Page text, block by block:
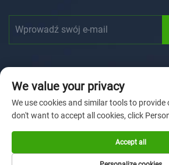
Prawa autorskie © 2025 Xiamen
Polityka prywatności
Strona Główna DOSTOSOWANIE
We value your privacy
We use cookies and similar tools to provide
don't want to accept all cookies, click
Accept all